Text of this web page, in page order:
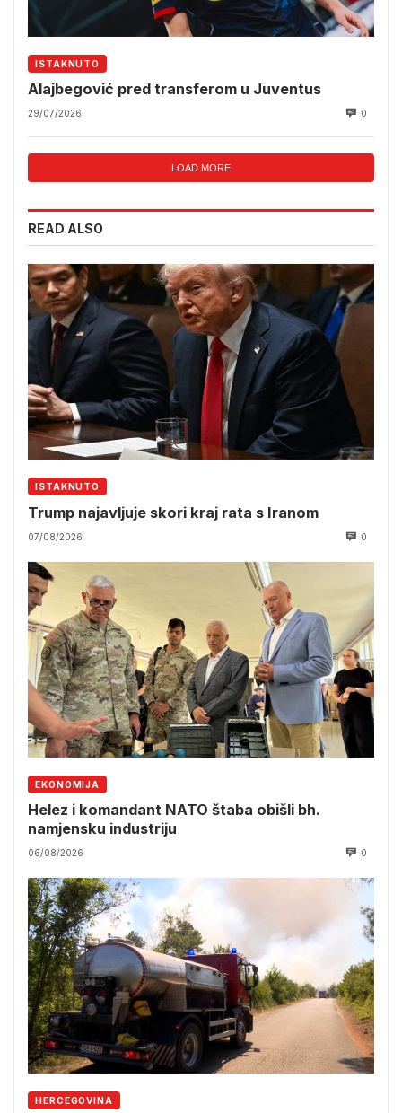
ISTAKNUTO
Alajbegović pred transferom u Juventus
29/07/2026 0
LOAD MORE
READ ALSO
ISTAKNUTO
Trump najavljuje skori kraj rata s Iranom
07/08/2026 0
EKONOMIJA
Helez i komandant NATO štaba obišli bh.
namjensku industriju
06/08/2026 0
HERCEGOVINA